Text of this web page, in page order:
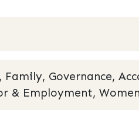
Governance,
& Employment,